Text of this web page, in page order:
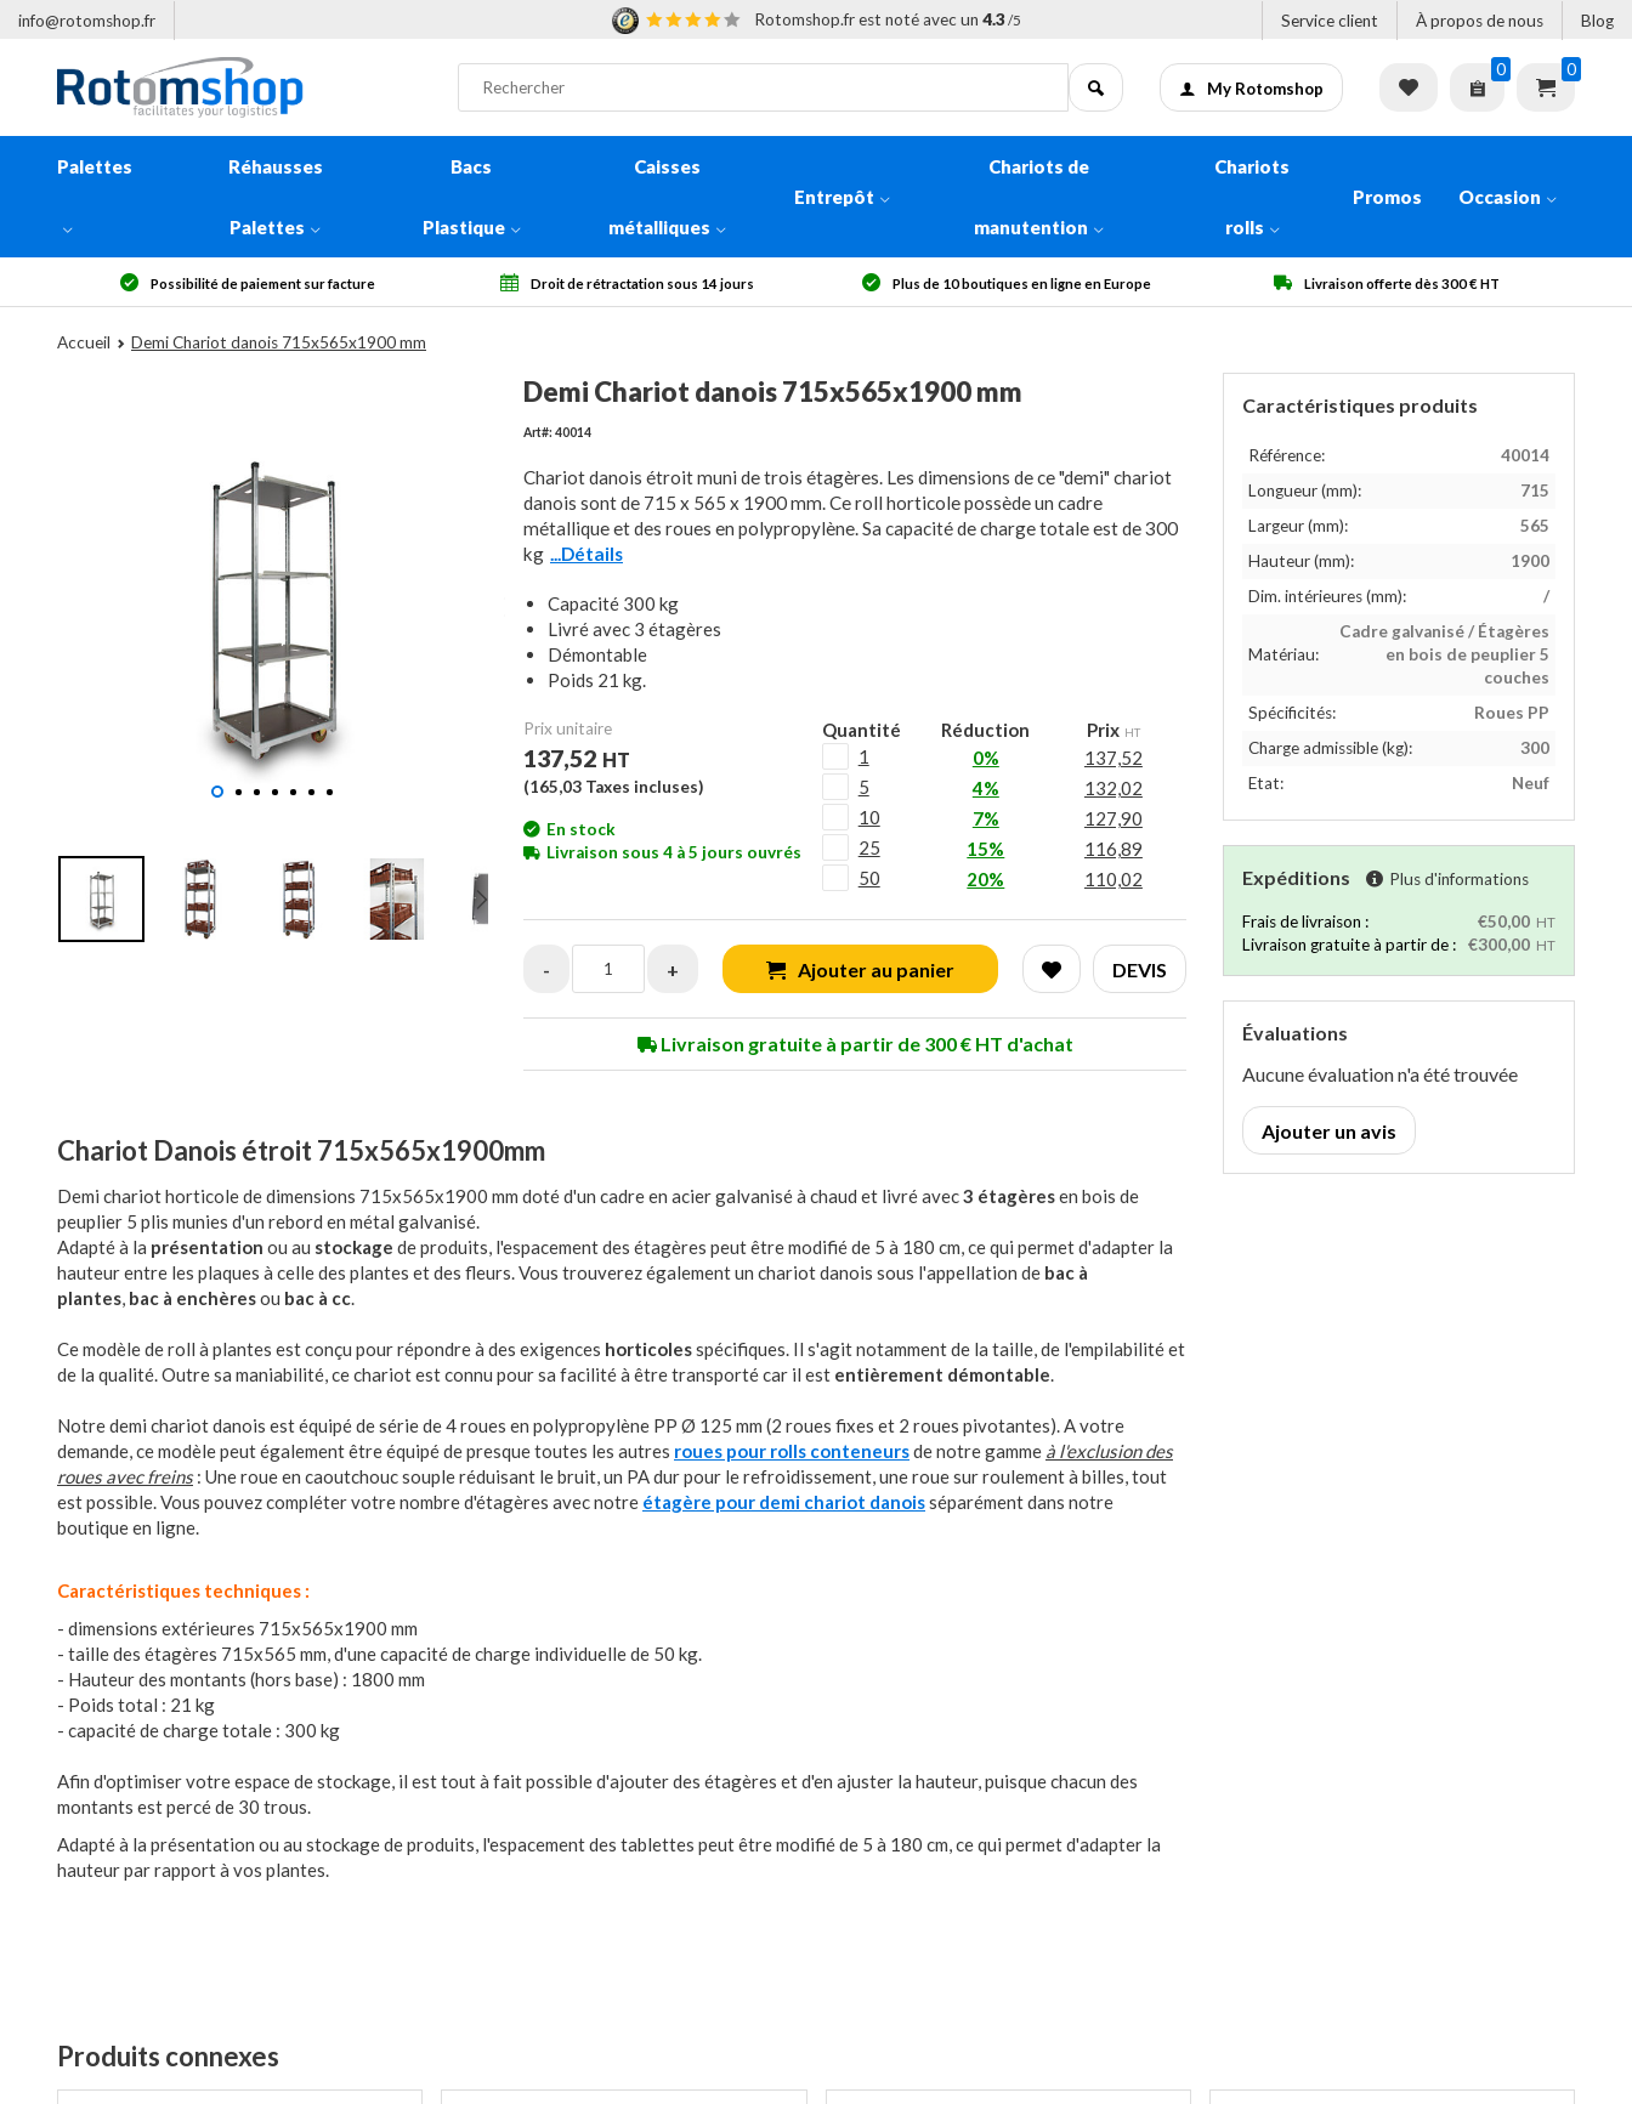
info@rotomshop.fr Rotomshop.fr est noté avec un 4.3 /5 Service client À propos de nous Blog
My Rotomshop
0 0
Palettes Réhausses
Palettes
Bacs
Plastique
Caisses
métalliques
Entrepôt
Chariots de
manutention
Chariots
rolls
Promos Occasion
de paiement sur facture Droit de rétractation sous 14 jours Plus de 10 boutiques en ligne en Europe Livraison offerte dès 300 € HT
Accueil Demi Chariot danois 715x565x1900 mm
Demi Chariot danois 715x565x1900 mm
Art#: 40014
Chariot danois étroit muni de trois étagères. Les dimensions de ce "demi" chariot
danois sont de 715 x 565 x 1900 mm. Ce roll horticole possède un cadre
métallique et des roues en polypropylène. Sa capacité de charge totale est de 300
kg ...Détails
Capacité 300 kg
Livré avec 3 étagères
Démontable
Poids 21 kg.
Prix unitaire
137,52 HT
(165,03 Taxes incluses)
En stock
Livraison sous 4 à 5 jours ouvrés
Quantité Réduction Prix HT
1 0%
137,52
5
4%
132,02
10
7%
127,90
25
15%
116,89
50
20% 110,02
- + Ajouter au panier DEVIS
Livraison gratuite à partir de 300 € HT d'achat
Chariot Danois étroit 715x565x1900mm
Demi chariot horticole de dimensions 715x565x1900 mm doté d'un cadre en acier galvanisé à chaud et livré avec3 étagèresen bois de
peuplier 5 plis munies d'un rebord en métal galvanisé.
Adapté à la présentation ou au stockage de produits, l'espacement des étagères peut être modifié de 5 à 180 cm, ce qui permet d'adapter la
hauteur entre les plaques à celle des plantes et des fleurs. Vous trouverez également un chariot danois sous l'appellation de bac à
plantes, bac à enchèresou bac à cc.
Ce modèle de roll à plantes est conçu pour répondre à des exigences horticolesspécifiques. Il s'agit notamment de la taille, de l'empilabilité et
de la qualité. Outre sa maniabilité, ce chariot est connu pour sa facilité à être transporté car il est entièrement démontable.
Notre demi chariot danois est équipé de série de 4 roues en polypropylène PP Ø 125 mm (2 roues fixes et 2 roues pivotantes). A votre
demande, ce modèle peut également être équipé de presque toutes les autres roues pour rolls conteneursde notre gamme à l'exclusion des
roues avec freins: Une roue en caoutchouc souple réduisant le bruit, un PA dur pour le refroidissement, une roue sur roulement à billes, tout
est possible. Vous pouvez compléter votre nombre d'étagères avec notre étagère pour demi chariot danoisséparément dans notre
boutique en ligne.
Caractéristiques techniques :
- dimensions extérieures 715x565x1900 mm
- taille des étagères 715x565 mm, d'une capacité de charge individuelle de 50 kg.
- Hauteur des montants (hors base) : 1800 mm
- Poids total : 21 kg
- capacité de charge totale : 300 kg
Afin d'optimiser votre espace de stockage, il est tout à fait possible d'ajouter des étagères et d'en ajuster la hauteur, puisque chacun des
montants est percé de 30 trous.
Adapté à la présentation ou au stockage de produits, l'espacement des tablettes peut être modifié de 5 à 180 cm, ce qui permet d'adapter la
hauteur par rapport à vos plantes.
Caractéristiques produits
Référence:
40014
Longueur (mm):
715
Largeur (mm):
565
Hauteur (mm):
1900
Dim. intérieures (mm):
/
Matériau:
Cadre galvanisé / Étagères
en bois de peuplier 5
couches
Spécificités:
Roues PP
Charge admissible (kg):
300
Etat:
Neuf
Expéditions Plus d'informations
Frais de livraison : €50,00 HT
Livraison gratuite à partir de : €300,00 HT
Évaluations
Aucune évaluation n'a été trouvée
Ajouter un avis
Produits connexes